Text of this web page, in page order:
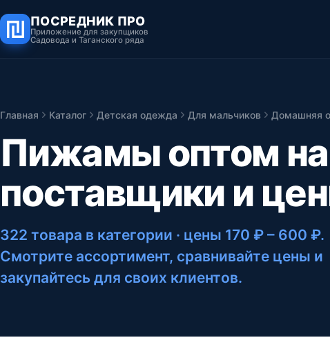
ПОСРЕДНИК ПРО
Приложение для закупщиков
Садовода и Таганского ряда
Главная Каталог Детская одежда Для мальчиков Домашняя
Пижамы оптом
поставщики и
322 товара в категории · цены 170 ₽ – 600 ₽.
Смотрите ассортимент, сравнивайте цены и
закупайтесь для своих клиентов.